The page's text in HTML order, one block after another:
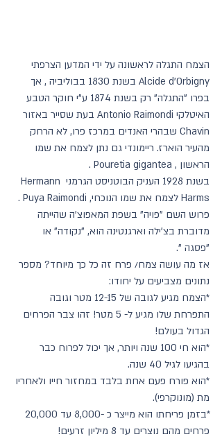
הצמח התגלה לראשונה על ידי המדען הצרפתי
Alcide d'Orbigny בשנת 1830 בבוליביה , אך
בפרו "התגלה" רק בשנת 1874 ע"י חוקר הטבע
האיטלקי Antonio Raimondi בעת שסייר באזור
Chavin שבהרי האנדים במרכז פרו, לא הרחק
מהעיר הוארז. ריימונדי גם נתן לצמח את שמו
הראשון , Pouretia gigantea .
בשנת 1928 העניק הבוטניסט הגרמני Hermann
Harms לצמח את שמו הנוכחי, Puya Raimondi .
פרוש השם "פויה" בשפת המאפוצ'ה שהייתה
מדוברת בצ'ילה וארגנטינה הוא, "נקודה" או
"פסגה ".
אז מה עושה צמח/ פרח זה כל כך מיוחד? מספר
נתונים מצביעים על יחודו:
*הצמח מגיע לגובה של 12-15 מטר וגובה
התפרחת שלו מגיע ל- 5 מטר! זהו צבר הפרחים
הגדול בעולם!
*הוא חי 100 שנה ויותר, אך יכול לפרוח כבר
בהגיעו לגיל 40 שנה.
*הוא פורח פעם אחת בלבד במחזור חייו ולאחריו
מת (מונוקרפי).
פרחים מהם נוצרים עד 8 מיליון זרעים!